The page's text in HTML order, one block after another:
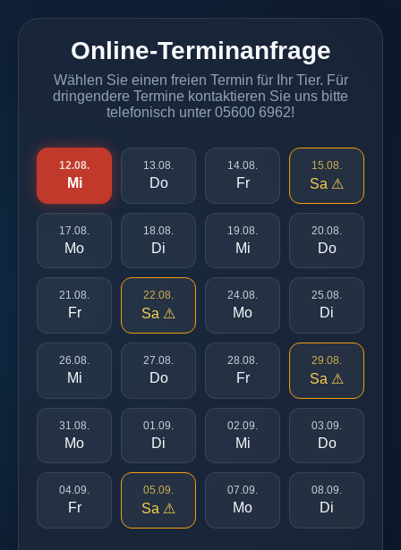
Online-Terminanfrage
Wählen Sie einen freien Termin für Ihr Tier. Für
dringendere Termine kontaktieren Sie uns bitte
telefonisch unter 05600 6962!
12.08.
Mi
13.08.
Do
14.08.
Fr
15.08.
Sa ⚠
17.08.
Mo
18.08.
Di
19.08.
Mi
20.08.
Do
21.08.
Fr
22.08.
Sa ⚠
24.08.
Mo
25.08.
Di
26.08.
Mi
27.08.
Do
28.08.
Fr
29.08.
Sa ⚠
31.08.
Mo
01.09.
Di
02.09.
Mi
03.09.
Do
04.09.
Fr
05.09.
Sa ⚠
07.09.
Mo
08.09.
Di